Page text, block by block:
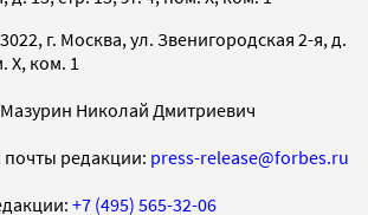
г. Москва, ул. Звенигородская 2-я, д.
X, ком. 1
Николай Дмитриевич
редакции: press-release@forbes.ru
+7 (495) 565-32-06